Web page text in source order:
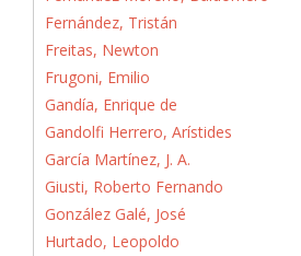
Fernández, Tristán
Freitas, Newton
Frugoni, Emilio
Gandía, Enrique de
Gandolfi Herrero, Arístides
García Martínez, J. A.
Giusti, Roberto Fernando
González Galé, José
Hurtado, Leopoldo